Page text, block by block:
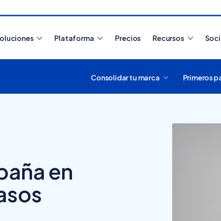
Plataforma Precios Recursos
Consolidar tu marca Primeros
en